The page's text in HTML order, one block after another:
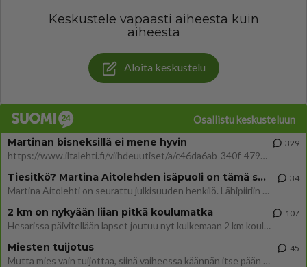
Keskustele vapaasti aiheesta kuin
aiheesta
Aloita keskustelu
Osallistu keskusteluun
Martinan bisneksillä ei mene hyvin
https://www.iltalehti.fi/viihdeuutiset/a/c46da6ab-340f-4790-aaa7-0865eed2336 Yrityksen konkurssihakemus on tullut kärä
329
Tiesitkö? Martina Aitolehden isäpuoli on tämä suosittu laulaja
Martina Aitolehti on seurattu julkisuuden henkilö. Lähipiiriin mahtuu muitakin tunnettuja henkilöitä. Tiesitkö, että Ma
34
2 km on nykyään liian pitkä koulumatka
Hesarissa päivitellään lapset joutuu nyt kulkemaan 2 km kouluun jösses. Ruostefillarilla tuo matka menee vaikka miten äk
107
Miesten tuijotus
Mutta mies vain tuijottaa, siinä vaiheessa käännän itse pään pois. Mikä juttu? Yleensä jos joku tuijottaa tai katsoo, hä
45